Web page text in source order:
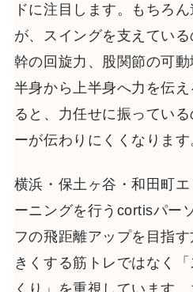
ドに注目します。もちろ
が、スイングを支えてい
幹の回旋力、股関節の可
半身から上半身へ力を伝
ると、力任せに振ってい
ーが伝わりにくくなります
横浜・保土ヶ谷・和田町
ーニングを行うcortisパー
フの飛距離アップを目指
きくする筋トレではなく